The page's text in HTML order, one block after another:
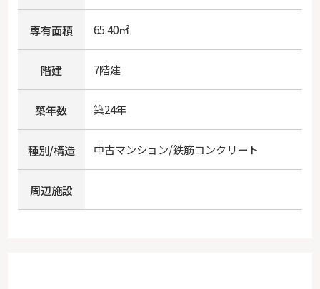
専有面積 65.40㎡
階建 7階建
築年数 築24年
種別/構造 中古マンション/鉄筋コンクリート
周辺施設